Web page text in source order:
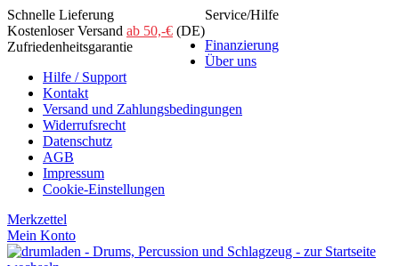
Schnelle Lieferung
Kostenloser Versand ab 50,-€ (DE)
Zufriedenheitsgarantie
Service/Hilfe
Finanzierung
Über uns
Hilfe / Support
Kontakt
Versand und Zahlungsbedingungen
Widerrufsrecht
Datenschutz
AGB
Impressum
Cookie-Einstellungen
Merkzettel
Mein Konto